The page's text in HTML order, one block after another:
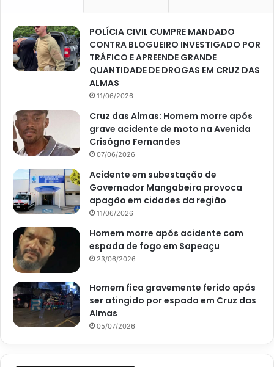
POLÍCIA CIVIL CUMPRE MANDADO
CONTRA BLOGUEIRO INVESTIGADO POR
TRÁFICO E APREENDE GRANDE
QUANTIDADE DE DROGAS EM CRUZ DAS
ALMAS
11/06/2026
Cruz das Almas: Homem morre após
grave acidente de moto na Avenida
Crisógno Fernandes
07/06/2026
Acidente em subestação de
Governador Mangabeira provoca
apagão em cidades da região
11/06/2026
Homem morre após acidente com
espada de fogo em Sapeaçu
23/06/2026
Homem fica gravemente ferido após
ser atingido por espada em Cruz das
Almas
05/07/2026